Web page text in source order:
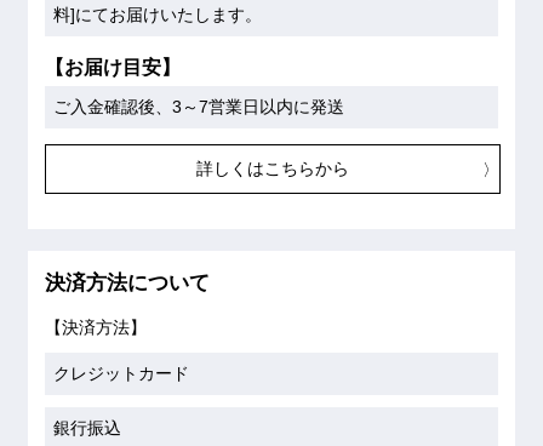
料]にてお届けいたします。
【お届け目安】
ご入金確認後、3～7営業日以内に発送
詳しくはこちらから
決済方法について
【決済方法】
クレジットカード
銀行振込